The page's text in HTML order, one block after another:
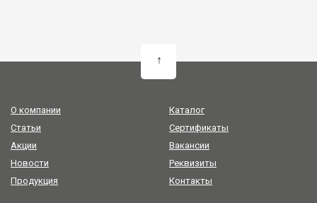
↑
О компании
Статьи
Акции
Новости
Продукция
Каталог
Сертификаты
Вакансии
Реквизиты
Контакты